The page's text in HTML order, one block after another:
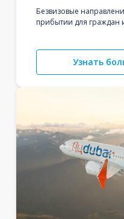
Безвизовые
прибытии для граждан
Узнать